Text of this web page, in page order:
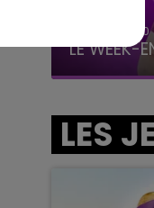
16h00 - 20h00
LE WEEK-
LES